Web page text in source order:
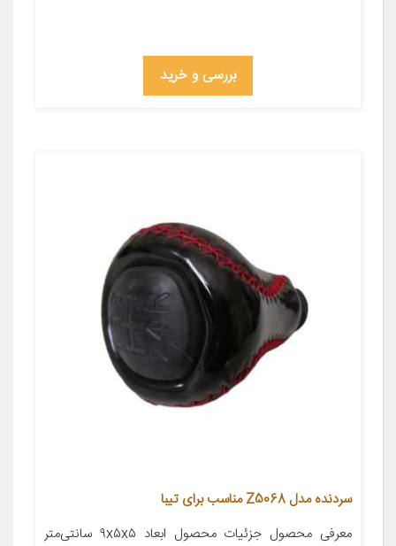
بررسی و خرید
سردنده مدل Z5068 مناسب برای تیبا
معرفی محصول جزئیات محصول ابعاد ۹x۵x۵ سانتی‌متر